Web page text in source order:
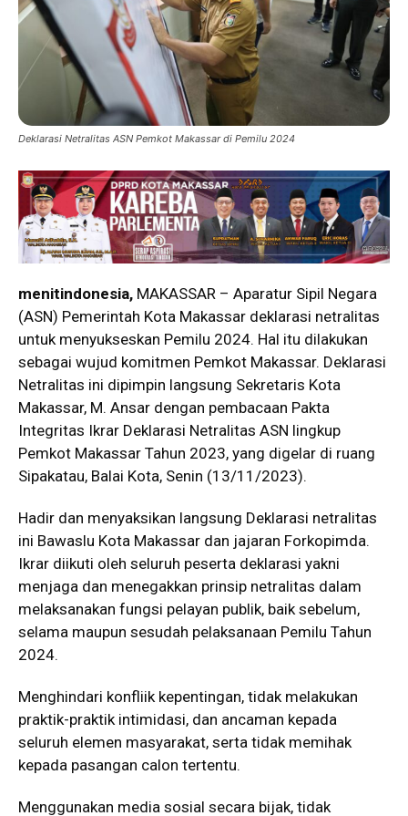
Deklarasi Netralitas ASN Pemkot Makassar di Pemilu 2024
menitindonesia, MAKASSAR – Aparatur Sipil Negara
(ASN) Pemerintah Kota Makassar deklarasi netralitas
untuk menyukseskan Pemilu 2024. Hal itu dilakukan
sebagai wujud komitmen Pemkot Makassar. Deklarasi
Netralitas ini dipimpin langsung Sekretaris Kota
Makassar, M. Ansar dengan pembacaan Pakta
Integritas Ikrar Deklarasi Netralitas ASN lingkup
Pemkot Makassar Tahun 2023, yang digelar di ruang
Sipakatau, Balai Kota, Senin (13/11/2023).
Hadir dan menyaksikan langsung Deklarasi netralitas
ini Bawaslu Kota Makassar dan jajaran Forkopimda.
Ikrar diikuti oleh seluruh peserta deklarasi yakni
menjaga dan menegakkan prinsip netralitas dalam
melaksanakan fungsi pelayan publik, baik sebelum,
selama maupun sesudah pelaksanaan Pemilu Tahun
2024.
Menghindari konfliik kepentingan, tidak melakukan
praktik-praktik intimidasi, dan ancaman kepada
seluruh elemen masyarakat, serta tidak memihak
kepada pasangan calon tertentu.
Menggunakan media sosial secara bijak, tidak